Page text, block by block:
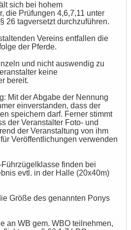
sich bei hohem
die Prüfungen 4,6,7,11 unter
26 tagversetzt durchzuführen.
Vereins entfallen die
der Pferde.
und nicht auswendig zu
keine
bereit.
Mit der Abgabe der Nennung
einverstanden, dass der
speichern darf. Ferner stimmt
der Veranstalter Foto- und
der Veranstaltung von ihm
Veröffentlichungen verwenden
finden bei
evtl. in der Halle (20x40m)
Größe des genannten Ponys
an WB gem. WBO teilnehmen,